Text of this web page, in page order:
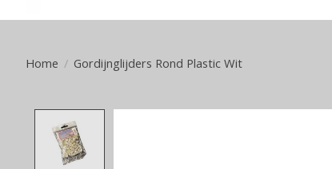
Home / Gordijnglijders Rond Plastic Wit